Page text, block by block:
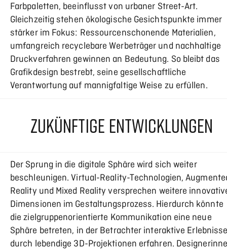
Farbpaletten, beeinflusst von urbaner Street-Art.
Gleichzeitig stehen ökologische Gesichtspunkte immer
stärker im Fokus: Ressourcenschonende Materialien,
umfangreich recyclebare Werbeträger und nachhaltige
Druckverfahren gewinnen an Bedeutung. So bleibt das
Grafikdesign bestrebt, seine gesellschaftliche
Verantwortung auf mannigfaltige Weise zu erfüllen.
ZUKÜNFTIGE ENTWICKLUNGEN
Der Sprung in die digitale Sphäre wird sich weiter
beschleunigen. Virtual-Reality-Technologien,
Reality und Mixed Reality versprechen weitere
Dimensionen im Gestaltungsprozess. Hierdurch könnte
die zielgruppenorientierte Kommunikation eine neue
Sphäre betreten, in der Betrachter interaktive
durch lebendige 3D-Projektionen erfahren.